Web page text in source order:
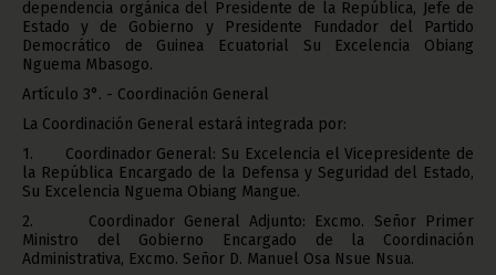
dependencia orgánica del Presidente de la República, Jefe de
Estado y de Gobierno y Presidente Fundador del Partido
Democrático de Guinea Ecuatorial Su Excelencia Obiang
Nguema Mbasogo.
Artículo 3°. - Coordinación General
La Coordinación General estará integrada por:
1. Coordinador General: Su Excelencia el Vicepresidente de
la República Encargado de la Defensa y Seguridad del Estado,
Su Excelencia Nguema Obiang Mangue.
2. Coordinador General Adjunto: Excmo. Señor Primer
Ministro del Gobierno Encargado de la Coordinación
Administrativa, Excmo. Señor D. Manuel Osa Nsue Nsua.